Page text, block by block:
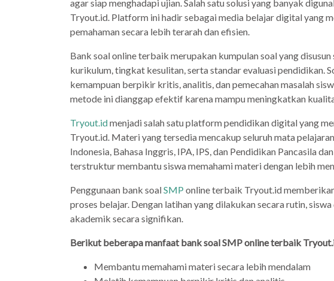
agar siap menghadapi ujian. Salah satu solusi yang banyak
Tryout.id. Platform ini hadir sebagai media belajar digital yang
pemahaman secara lebih terarah dan efisien.
Bank soal online terbaik merupakan kumpulan soal yang
kurikulum, tingkat kesulitan, serta standar evaluasi pendidikan.
kemampuan berpikir kritis, analitis, dan pemecahan masalah
metode ini dianggap efektif karena mampu meningkatkan
Tryout.idmenjadi salah satu platform pendidikan digital yang
Tryout.id. Materi yang tersedia mencakup seluruh mata
Indonesia, Bahasa Inggris, IPA, IPS, dan Pendidikan Pancasila
terstruktur membantu siswa memahami materi dengan lebih
Penggunaan bank soalSMP online terbaik Tryout.id
proses belajar. Dengan latihan yang dilakukan secara rutin,
akademik secara signifikan.
Berikut beberapa manfaat bank soal SMP online terbaik
Membantu memahami materi secara lebih mendalam